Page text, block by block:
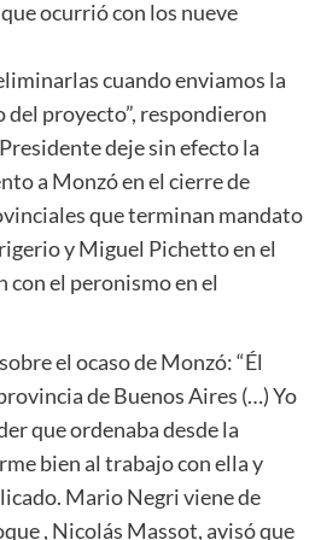
ocurrió con los nueve
cuando enviamos la
proyecto”, respondieron
deje sin efecto la
a Monzó en el cierre de
que terminan mandato
y Miguel Pichetto en el
el peronismo en el
el ocaso de Monzó: “Él
de Buenos Aires (…) Yo
que ordenaba desde la
bien al trabajo con ella y
Mario Negri viene de
, Nicolás Massot, avisó que